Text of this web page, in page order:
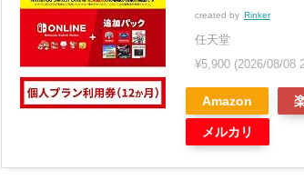
created by Rinker
任天堂
¥5,900 (2026/08/08
Amazon
メルカリ